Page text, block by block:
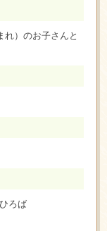
れ）のお子さんと
ろば